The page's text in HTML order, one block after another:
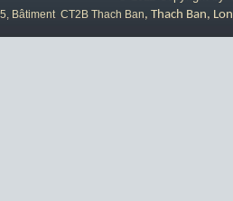
Bâtiment CT2B Thach Ban, Thach Ban,